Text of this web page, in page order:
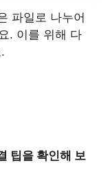
파일로 나누어
. 이를 위해 다
팁을 확인해 보